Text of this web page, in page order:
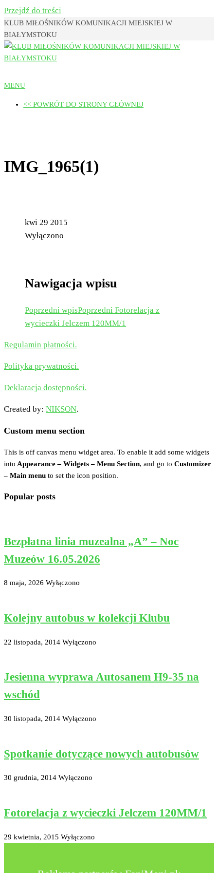
Przejdź do treści
KLUB MIŁOŚNIKÓW KOMUNIKACJI MIEJSKIEJ W
BIAŁYMSTOKU
Klub Miłośników Komunikacji
Miejskiej w Białymstoku
MENU
<< POWRÓT DO STRONY GŁÓWNEJ
IMG_1965(1)
kwi 29 2015
Wyłączono
Nawigacja wpisu
Poprzedni wpisPoprzedni Fotorelacja z
wycieczki Jelczem 120MM/1
Regulamin płatności.
Polityka prywatności.
Deklaracja dostępności.
Created by: NIKSON.
Custom menu section
This is off canvas menu widget area. To enable it add some widgets
into Appearance – Widgets – Menu Section, and go to Customizer
– Main menu to set the icon position.
Popular posts
Bezpłatna linia muzealna „A” – Noc
Muzeów 16.05.2026
8 maja, 2026 Wyłączono
Kolejny autobus w kolekcji Klubu
22 listopada, 2014 Wyłączono
Jesienna wyprawa Autosanem H9-35 na
wschód
30 listopada, 2014 Wyłączono
Spotkanie dotyczące nowych autobusów
30 grudnia, 2014 Wyłączono
Fotorelacja z wycieczki Jelczem 120MM/1
29 kwietnia, 2015 Wyłączono